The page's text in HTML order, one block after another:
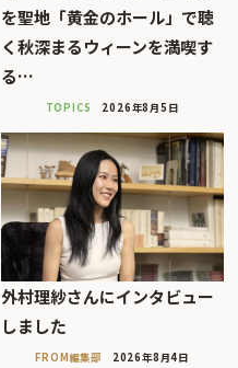
を聖地「黄金のホール」で聴
く秋深まるウィーンを満喫す
る…
TOPICS 2026年8月5日
外村理紗さんにインタビュー
しました
FROM編集部 2026年8月4日